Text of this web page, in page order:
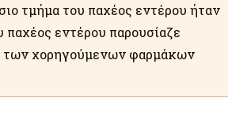
τμήμα του παχέος εντέρου ήταν
εντέρου παρουσίαζε
των χορηγούμενων φαρμάκων